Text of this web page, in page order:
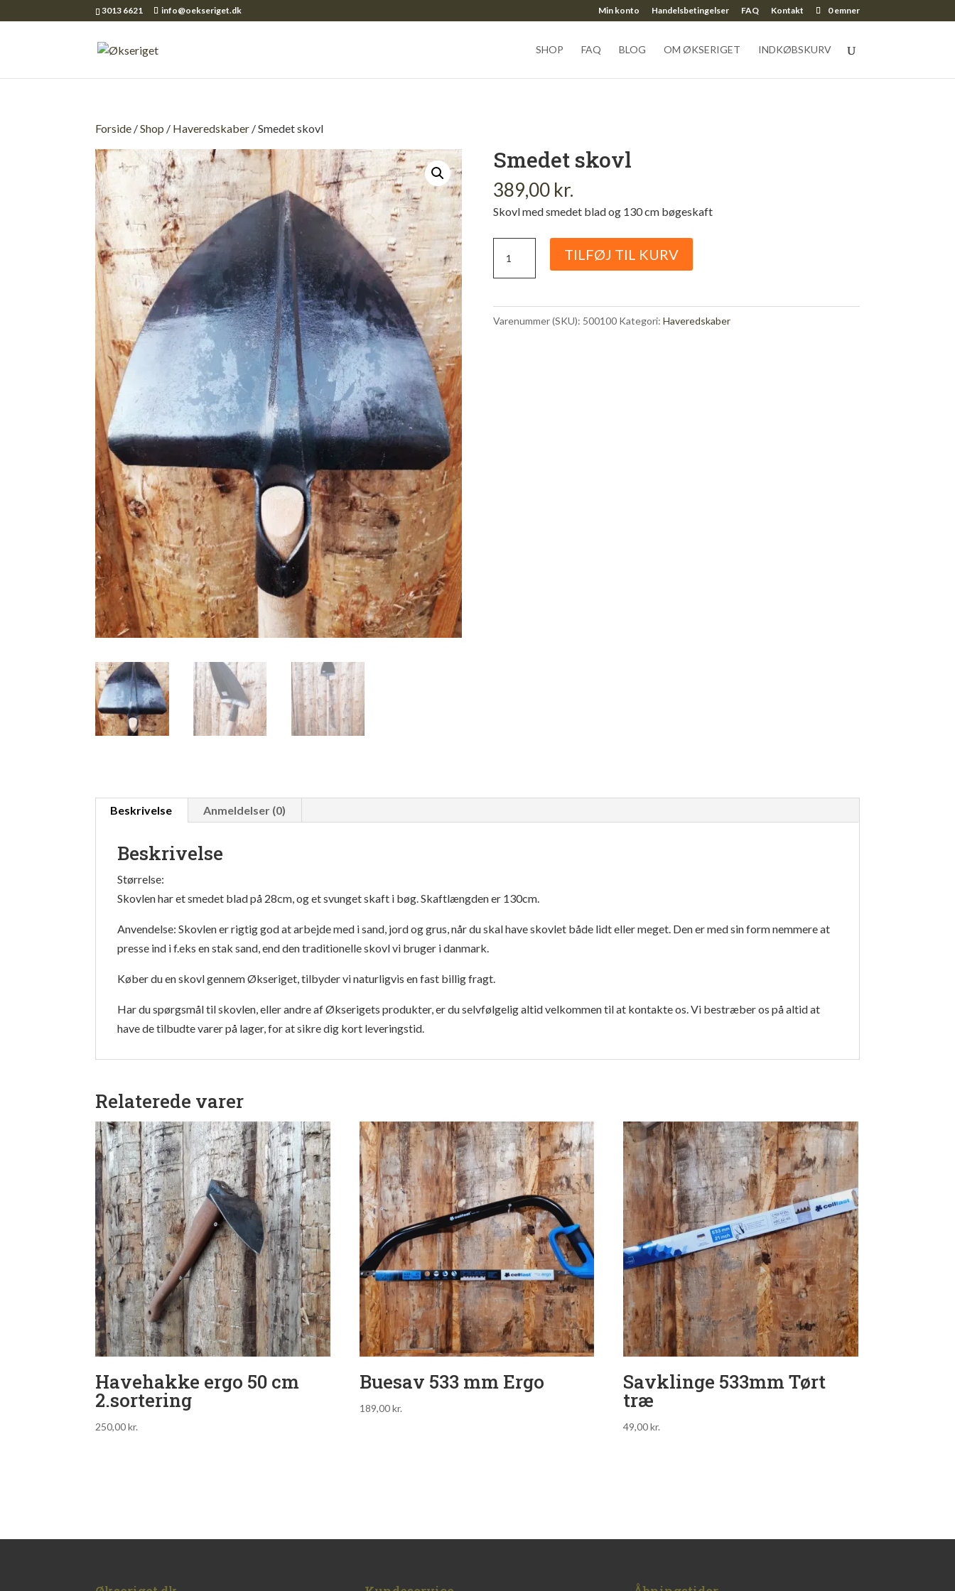
3013 6621 info@oekseriget.dk Min konto Handelsbetingelser FAQ Kontakt 0 emner
SHOP FAQ BLOG OM ØKSERIGET INDKØBSKURV
Forside /Shop / Haveredskaber / Smedet skovl
Smedet skovl
389,00 kr.
Skovl med smedet blad og 130 cm bøgeskaft
skovl
TILFØJ TIL KURV
Varenummer (SKU): 500100 Kategori: Haveredskaber
Beskrivelse Anmeldelser (0)
Beskrivelse
Størrelse:
Skovlen har et smedet blad på 28cm, og et svunget skaft i bøg. Skaftlængden er 130cm.
Anvendelse: Skovlen er rigtig god at arbejde med i sand, jord og grus, når du skal have skovlet både lidt eller meget. Den er med sin form nemmere at
presse ind i f.eks en stak sand, end den traditionelle skovl vi bruger i danmark.
Køber du en skovl gennem Økseriget, tilbyder vi naturligvis en fast billig fragt.
Har du spørgsmål til skovlen, eller andre af Økserigets produkter, er du selvfølgelig altid velkommen til at kontakte os. Vi bestræber os på altid at
have de tilbudte varer på lager, for at sikre dig kort leveringstid.
Relaterede varer
Havehakke ergo 50 cm
2.sortering
250,00kr.
Buesav 533 mm Ergo
189,00kr.
Savklinge 533mm Tørt
træ
49,00kr.